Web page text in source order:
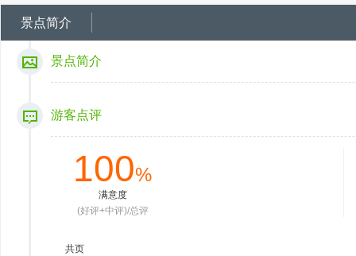
景点简介
景点简介
游客点评
100%
满意度
(好评+中评)/总评
共页